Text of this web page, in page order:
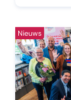
Nieuws